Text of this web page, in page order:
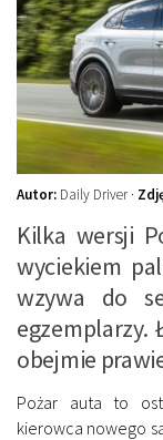
Przelicznik
Auto z niemiec
Galerie
Autor: Daily Driver ·
Kilka wersji
wyciekiem
wzywa do
egzemplarzy.
obejmie
Pożar auta to
kierowca nowego